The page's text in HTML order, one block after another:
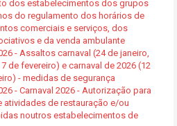
dos estabelecimentos dos grupos
do regulamento dos horários de
comerciais e serviços, dos
e da venda ambulante
- Assaltos carnaval (24 de janeiro,
de fevereiro) e carnaval de 2026 (12
- medidas de segurança
- Carnaval 2026 - Autorização para
atividades de restauração e/ou
noutros estabelecimentos de